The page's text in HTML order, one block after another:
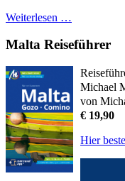
Weiterlesen …
Malta Reiseführer
Michael
von
€ 19,90
Hier